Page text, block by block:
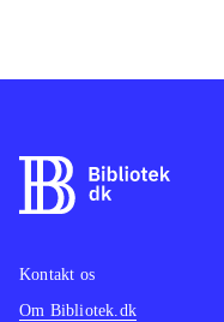
Kontakt os
Om Bibliotek.dk